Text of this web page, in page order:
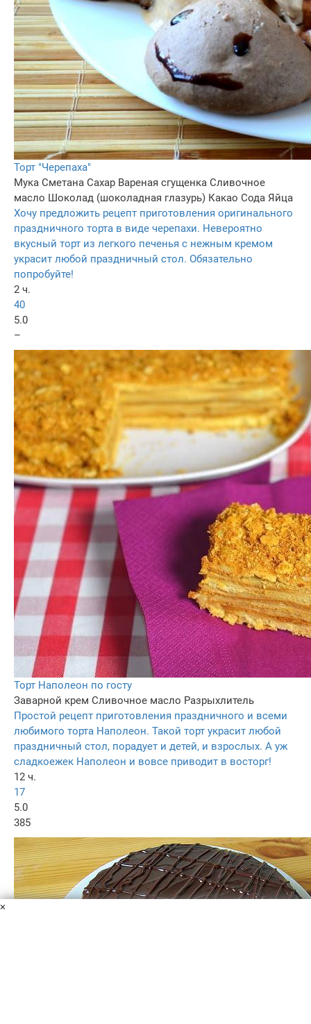
Торт "Черепаха"
Мука Сметана Сахар Вареная сгущенка Сливочное
масло Шоколад (шоколадная глазурь) Какао Сода Яйца
Хочу предложить рецепт приготовления оригинального
праздничного торта в виде черепахи. Невероятно
вкусный торт из легкого печенья с нежным кремом
украсит любой праздничный стол. Обязательно
попробуйте!
2 ч.
40
5.0
–
Торт Наполеон по госту
Заварной крем Сливочное масло Разрыхлитель
Простой рецепт приготовления праздничного и всеми
любимого торта Наполеон. Такой торт украсит любой
праздничный стол, порадует и детей, и взрослых. А уж
сладкоежек Наполеон и вовсе приводит в восторг!
12 ч.
17
5.0
385
×